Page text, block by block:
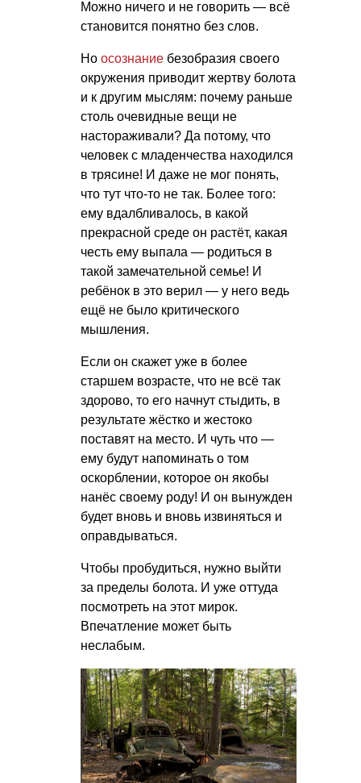
Можно ничего и не говорить — всё
становится понятно без слов.
Но осознание безобразия своего
окружения приводит жертву болота
и к другим мыслям: почему раньше
столь очевидные вещи не
настораживали? Да потому, что
человек с младенчества находился
в трясине! И даже не мог понять,
что тут что-то не так. Более того:
ему вдалбливалось, в какой
прекрасной среде он растёт, какая
честь ему выпала — родиться в
такой замечательной семье! И
ребёнок в это верил — у него ведь
ещё не было критического
мышления.
Если он скажет уже в более
старшем возрасте, что не всё так
здорово, то его начнут стыдить, в
результате жёстко и жестоко
поставят на место. И чуть что —
ему будут напоминать о том
оскорблении, которое он якобы
нанёс своему роду! И он вынужден
будет вновь и вновь извиняться и
оправдываться.
Чтобы пробудиться, нужно выйти
за пределы болота. И уже оттуда
посмотреть на этот мирок.
Впечатление может быть
неслабым.